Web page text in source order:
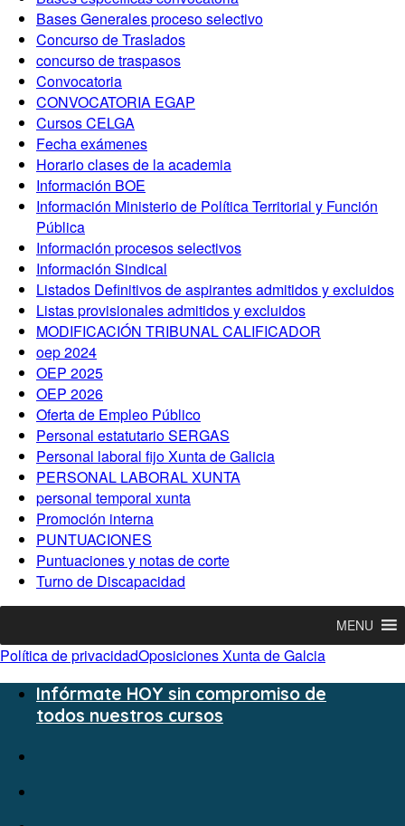
Bases Generales proceso selectivo
Concurso de Traslados
concurso de traspasos
Convocatoria
CONVOCATORIA EGAP
Cursos CELGA
Fecha exámenes
Horario clases de la academia
Información BOE
Información Ministerio de Política Territorial y Función
Pública
Información procesos selectivos
Información Sindical
Listados Definitivos de aspirantes admitidos y excluidos
Listas provisionales admitidos y excluidos
MODIFICACIÓN TRIBUNAL CALIFICADOR
oep 2024
OEP 2025
OEP 2026
Oferta de Empleo Público
Personal estatutario SERGAS
Personal laboral fijo Xunta de Galicia
PERSONAL LABORAL XUNTA
personal temporal xunta
Promoción interna
PUNTUACIONES
Puntuaciones y notas de corte
Turno de Discapacidad
MENU
Política de privacidadOposiciones Xunta de Galcia
Infórmate HOY sin compromiso de
todos nuestros cursos